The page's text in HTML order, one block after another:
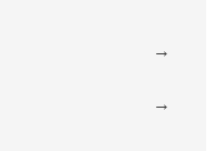
→
→